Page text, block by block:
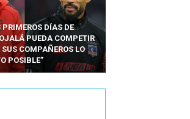
DÍAS DE
PUEDA COMPETIR
COMPAÑEROS LO
POSIBLE”